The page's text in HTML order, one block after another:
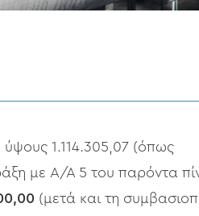
ύψους 1.114.305,07 (όπως
με Α/Α 5 του παρόντα
(μετά και τη